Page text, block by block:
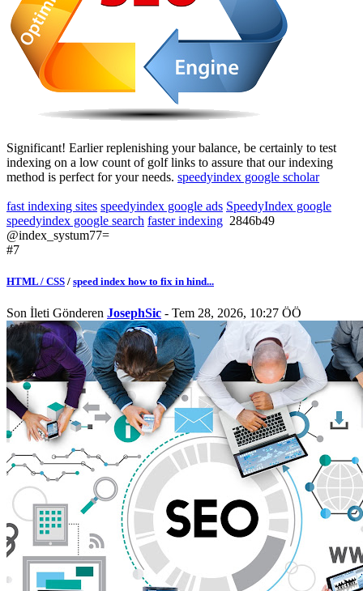
Significant! Earlier replenishing your balance, be certainly to test
indexing on a low count of golf links to assure that our indexing
method is perfect for your needs. speedyindex google scholar
fast indexing sites speedyindex google ads SpeedyIndex google
speedyindex google search faster indexing 2846b49
@index_systum77=
#7
HTML / CSS / speed index how to fix in hind...
Son İleti Gönderen JosephSic - Tem 28, 2026, 10:27 ÖÖ